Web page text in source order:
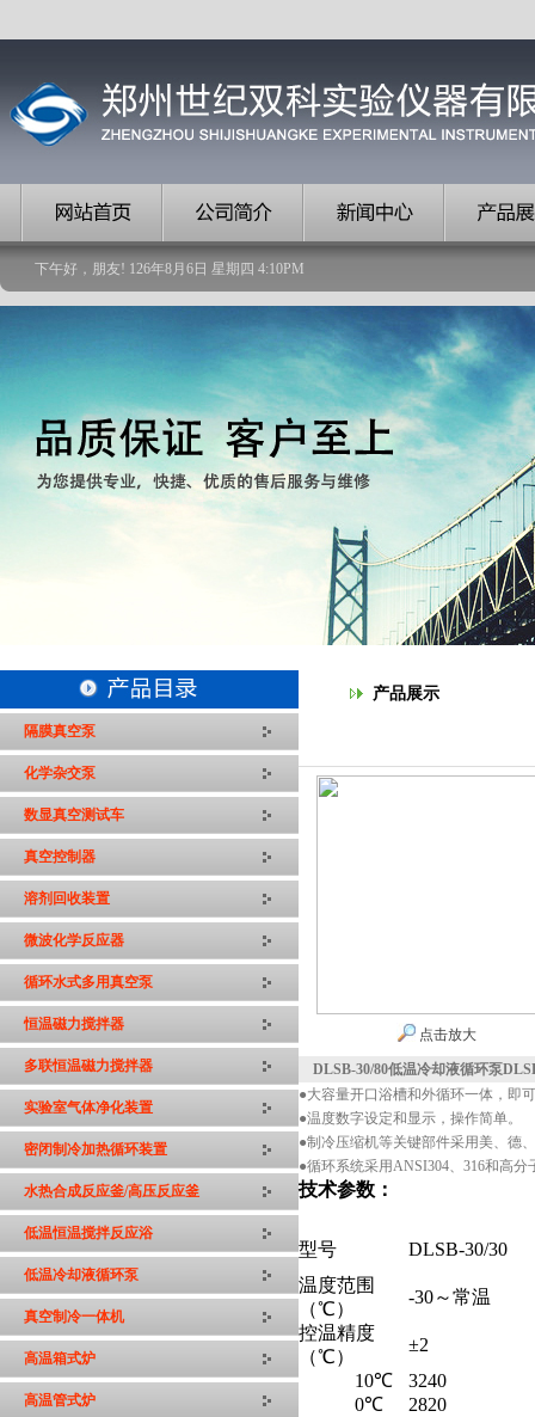
下午好，朋友! 126年8月 6 日 星期四 4:10PM
隔膜真空泵
化学杂交泵
数显真空测试车
真空控制器
溶剂回收装置
微波化学反应器
循环水式多用真空泵
恒温磁力搅拌器
多联恒温磁力搅拌器
实验室气体净化装置
密闭制冷加热循环装置
水热合成反应釜/高压反应釜
低温恒温搅拌反应浴
低温冷却液循环泵
真空制冷一体机
高温箱式炉
高温管式炉
产品展示
点击放大
DLSB-30/80低温冷却液循环泵
●大容量开口浴槽和外循环一体，即
●温度数字设定和显示，操作简单。
●制冷压缩机等关键部件采用美、德
●循环系统采用ANSI304、316和高
技术参数：
型号
DLSB-30/30
温度范围
（℃）
-30～常温
控温精度
（℃）
±2
10℃
3240
0℃
2820